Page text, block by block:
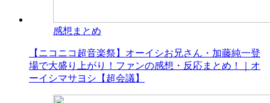
感想まとめ
【ニコニコ超音楽祭】オーイシお兄さん・加藤純一登
場で大盛り上がり！ファンの感想・反応まとめ！｜オ
ーイシマサヨシ【超会議】